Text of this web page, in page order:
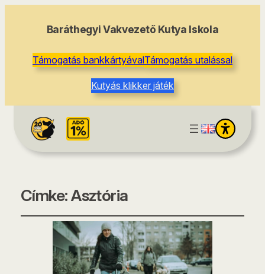
Baráthegyi Vakvezető Kutya Iskola
Támogatás bankkártyávalTámogatás utalással
Kutyás klikker játék
Címke:Asztória